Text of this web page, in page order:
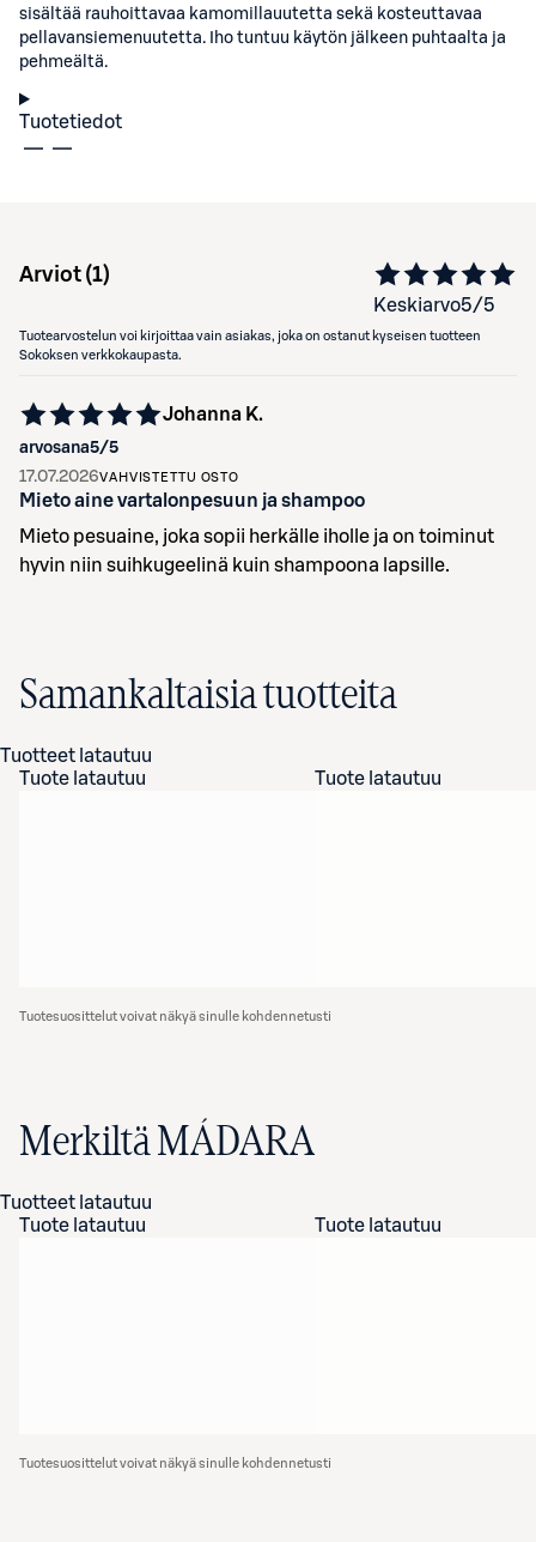
sisältää rauhoittavaa kamomillauutetta sekä kosteuttavaa
pellavansiemenuutetta. Iho tuntuu käytön jälkeen puhtaalta ja
pehmeältä.
Tuotetiedot
Arviot (1)
Keskiarvo5/5
Tuotearvostelun voi kirjoittaa vain asiakas, joka on ostanut kyseisen tuotteen
Sokoksen verkkokaupasta.
arvosana5/5
Johanna K.
17.07.2026VAHVISTETTU OSTO
Mieto aine vartalonpesuun ja shampoo
Mieto pesuaine, joka sopii herkälle iholle ja on toiminut
hyvin niin suihkugeelinä kuin shampoona lapsille.
Samankaltaisia tuotteita
Tuotteet latautuu
Tuote latautuu
Tuote latautuu
Tuotesuosittelut voivat näkyä sinulle kohdennetusti
Merkiltä MÁDARA
Tuotteet latautuu
Tuote latautuu
Tuote latautuu
Tuotesuosittelut voivat näkyä sinulle kohdennetusti